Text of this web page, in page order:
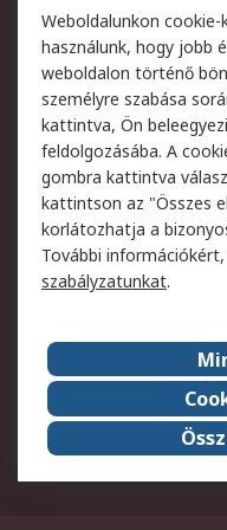
Szolgáltatások
Jogi
Adatvédelmi
szabályzat
Cookie szabályzat
Webhelyre
feltételek
Rólunk
Karrier
ESG globális célok
Weboldalunkon
használunk, hogy jobb
weboldalon történő
személyre szabása
kattintva, Ön
feldolgozásába. A
gombra kattintva
kattintson az "Összes
korlátozhatja a
További
szabályzatunkat.